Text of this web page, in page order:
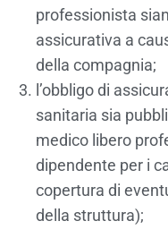
professionista
assicurativa a
della compagnia;
l’obbligo di
sanitaria sia
medico libero
dipendente per i
copertura di
della struttura);